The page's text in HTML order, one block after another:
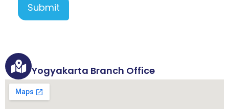
Submit
Yogyakarta Branch Office